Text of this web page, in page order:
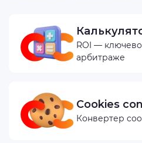
ROI —
арбитраже
Cookies
Конвертер